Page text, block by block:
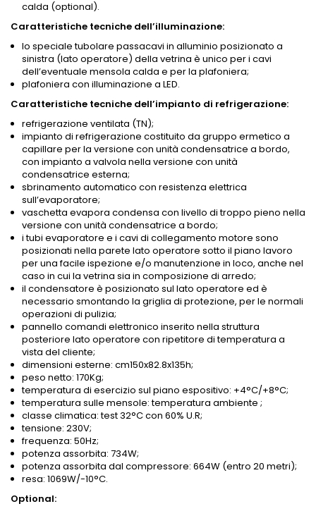
calda (optional).
Caratteristiche tecniche dell’illuminazione:
lo speciale tubolare passacavi in alluminio posizionato a
sinistra (lato operatore) della vetrina è unico per i cavi
dell’eventuale mensola calda e per la plafoniera;
plafoniera con illuminazione a LED.
Caratteristiche tecniche dell’impianto di refrigerazione:
refrigerazione ventilata (TN);
impianto di refrigerazione costituito da gruppo ermetico a
capillare per la versione con unità condensatrice a bordo,
con impianto a valvola nella versione con unità
condensatrice esterna;
sbrinamento automatico con resistenza elettrica
sull’evaporatore;
vaschetta evapora condensa con livello di troppo pieno nella
versione con unità condensatrice a bordo;
i tubi evaporatore e i cavi di collegamento motore sono
posizionati nella parete lato operatore sotto il piano lavoro
per una facile ispezione e/o manutenzione in loco, anche nel
caso in cui la vetrina sia in composizione di arredo;
il condensatore è posizionato sul lato operatore ed è
necessario smontando la griglia di protezione, per le normali
operazioni di pulizia;
pannello comandi elettronico inserito nella struttura
posteriore lato operatore con ripetitore di temperatura a
vista del cliente;
dimensioni esterne: cm150x82.8x135h;
peso netto: 170Kg;
temperatura di esercizio sul piano espositivo: +4°C/+8°C;
temperatura sulle mensole: temperatura ambiente ;
classe climatica: test 32°C con 60% U.R;
tensione: 230V;
frequenza: 50Hz;
potenza assorbita: 734W;
potenza assorbita dal compressore: 664W (entro 20 metri);
resa: 1069W/-10°C.
Optional: